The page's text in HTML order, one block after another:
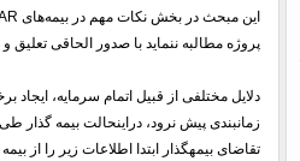
پروژه مطالبه ننماید با صدور الحاقی
دلایل مختلفی از قبیل اتمام سرمایه،
زمانبندی پیش نرود، دراینحالت بیمه گذار
تقاضای بیمهگذار ابتدا اطلاعات زیر را از